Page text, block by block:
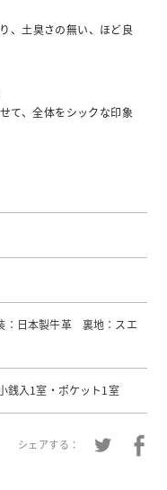
、土臭さの無い、ほど良
て、全体をシックな印象
：日本製牛革 裏地：スエ
銭入1室・ポケット1室
シェアする：